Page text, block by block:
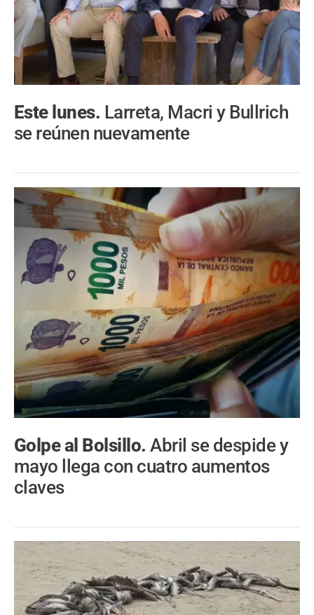
Este lunes. Larreta, Macri y Bullrich
se reúnen nuevamente
Golpe al Bolsillo.Abril se despide y
mayo llega con cuatro aumentos
claves